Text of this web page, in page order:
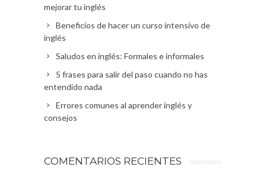
mejorar tu inglés
Beneficios de hacer un curso intensivo de
inglés
Saludos en inglés: Formales e informales
5 frases para salir del paso cuando no has
entendido nada
Errores comunes al aprender inglés y
consejos
COMENTARIOS RECIENTES